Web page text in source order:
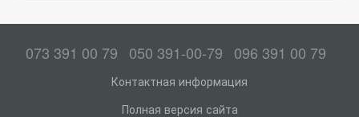
073 391 00 79 050 391-00-79 096 391 00 79
Контактная информация
Полная версия сайта